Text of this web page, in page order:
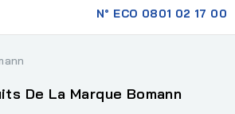
N° ECO 0801 02 17 00
De La Marque Bomann